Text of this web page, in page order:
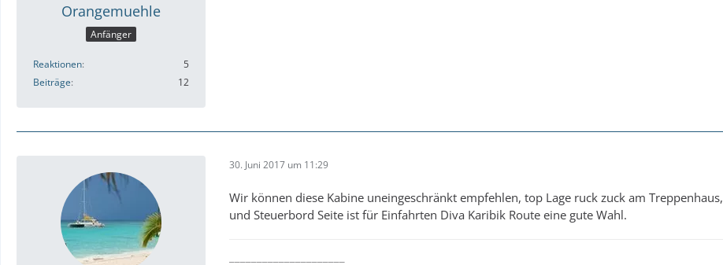
Orangemuehle
Anfänger
Reaktionen
5
Beiträge
12
30. Juni 2017 um 11:29
Wir können diese Kabine uneingeschränkt empfehlen, top Lage ruck zuck am Treppenhaus,
und Steuerbord Seite ist für Einfahrten Diva Karibik Route eine gute Wahl.